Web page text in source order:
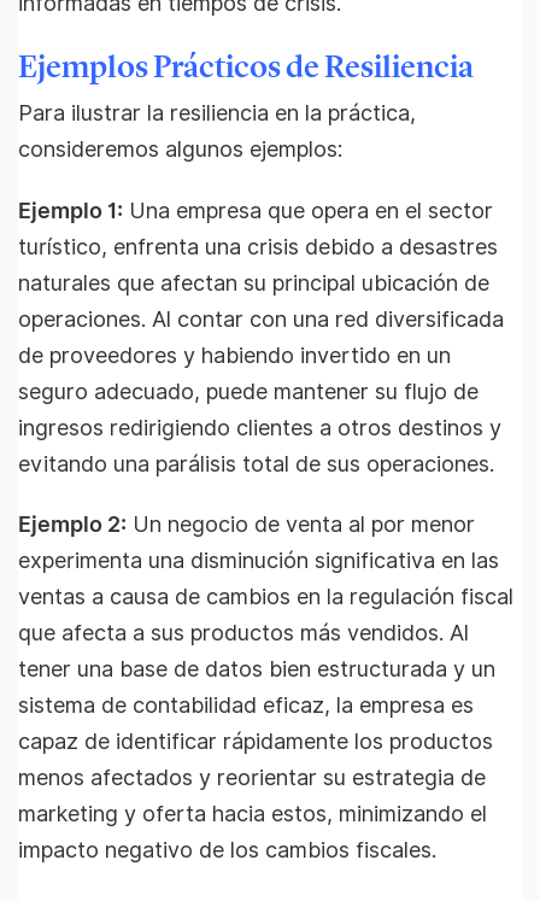
Ejemplos Prácticos de Resiliencia
Para ilustrar la resiliencia en la práctica,
consideremos algunos ejemplos:
Ejemplo 1: Una empresa que opera en el sector
turístico, enfrenta una crisis debido a desastres
naturales que afectan su principal ubicación de
operaciones. Al contar con una red diversificada
de proveedores y habiendo invertido en un
seguro adecuado, puede mantener su flujo de
ingresos redirigiendo clientes a otros destinos y
evitando una parálisis total de sus operaciones.
Ejemplo 2: Un negocio de venta al por menor
experimenta una disminución significativa en las
ventas a causa de cambios en la regulación fiscal
que afecta a sus productos más vendidos. Al
tener una base de datos bien estructurada y un
sistema de contabilidad eficaz, la empresa es
capaz de identificar rápidamente los productos
menos afectados y reorientar su estrategia de
marketing y oferta hacia estos, minimizando el
impacto negativo de los cambios fiscales.